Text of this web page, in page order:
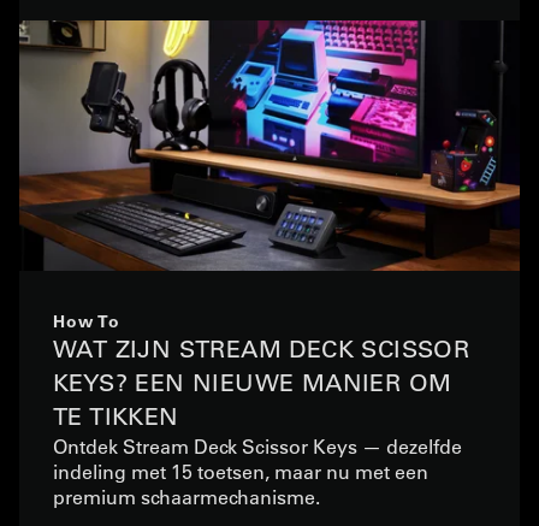
How To
WAT ZIJN STREAM DECK SCISSOR
KEYS? EEN NIEUWE MANIER OM
TE TIKKEN
Ontdek Stream Deck Scissor Keys — dezelfde
indeling met 15 toetsen, maar nu met een
premium schaarmechanisme.